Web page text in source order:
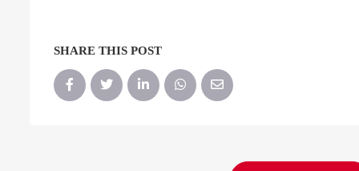
SHARE THIS POST